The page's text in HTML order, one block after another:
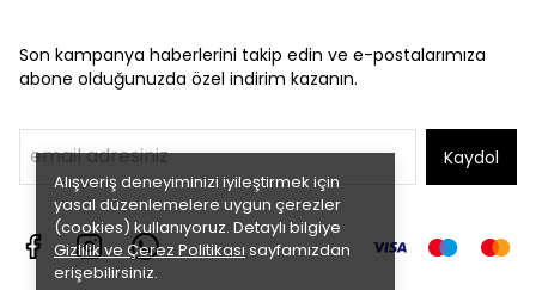
Alışveriş deneyiminizi iyileştirmek için
yasal düzenlemelere uygun çerezler
(cookies) kullanıyoruz. Detaylı bilgiye
Gizlilik ve Çerez Politikası sayfamızdan
erişebilirsiniz.
Son kampanya haberlerini takip edin ve e-postalarımıza
abone olduğunuzda özel indirim kazanın.
Kaydol